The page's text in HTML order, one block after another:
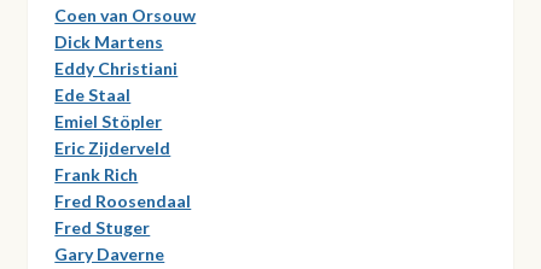
Coen van Orsouw
Dick Martens
Eddy Christiani
Ede Staal
Emiel Stöpler
Eric Zijderveld
Frank Rich
Fred Roosendaal
Fred Stuger
Gary Daverne